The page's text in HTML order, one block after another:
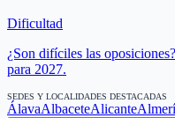
Dificultad
¿Son difíciles las
para 2027.
SEDES Y LOCALIDADES DESTACADAS
ÁlavaAlbaceteAlicante